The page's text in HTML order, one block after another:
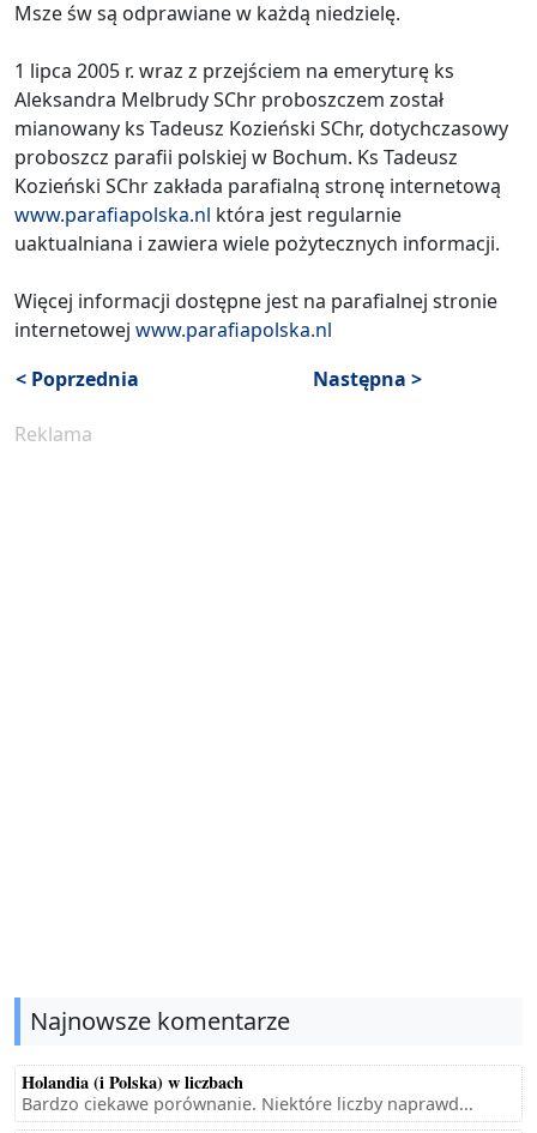
Msze św są odprawiane w każdą niedzielę.
1 lipca 2005 r. wraz z przejściem na emeryturę ks
Aleksandra Melbrudy SChr proboszczem został
mianowany ks Tadeusz Kozieński SChr, dotychczasowy
proboszcz parafii polskiej w Bochum. Ks Tadeusz
Kozieński SChr zakłada parafialną stronę internetową
www.parafiapolska.nl która jest regularnie
uaktualniana i zawiera wiele pożytecznych informacji.
Więcej informacji dostępne jest na parafialnej stronie
internetowej www.parafiapolska.nl
< Poprzednia
Następna >
Reklama
Najnowsze komentarze
Holandia (i Polska) w liczbach
Bardzo ciekawe porównanie. Niektóre liczby naprawd...